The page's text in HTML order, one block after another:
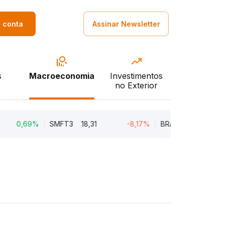
conta Assinar Newsletter
Macroeconomia
Investimentos
no Exterior
SMFT3 18,31 BRAV3 18,75